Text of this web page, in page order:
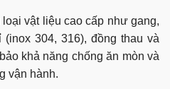
vật liệu cao cấp như gang,
304, 316), đồng thau và
khả năng chống ăn mòn và
vận hành.